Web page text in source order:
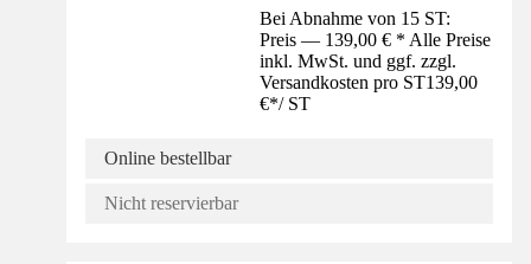
Bei Abnahme von 15 ST:
Preis — 139,00 € * Alle Preise
inkl. MwSt. und ggf. zzgl.
Versandkosten pro ST139,00
€*/ ST
Online bestellbar
Nicht reservierbar